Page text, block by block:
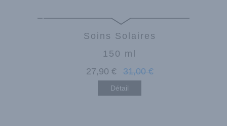
Soins Solaires
150 ml
27,90 € 31,00 €
Détail